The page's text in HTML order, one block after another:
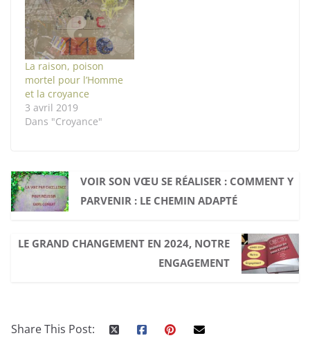
La raison, poison
mortel pour l’Homme
et la croyance
3 avril 2019
Dans "Croyance"
VOIR SON VŒU SE RÉALISER : COMMENT Y
PARVENIR : LE CHEMIN ADAPTÉ
LE GRAND CHANGEMENT EN 2024, NOTRE
ENGAGEMENT
Share This Post: